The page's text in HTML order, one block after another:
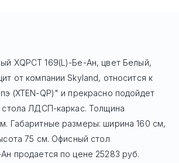
XQPCT 169(L)-Бе-Ан, цвет Белый,
от компании Skyland, относится к
(XTEN-QP)" и прекрасно подойдет
стола ЛДСП-каркас. Толщина
Габаритные размеры: ширина 160 см,
75 см. Офисный стол
продается по цене 25283 руб.